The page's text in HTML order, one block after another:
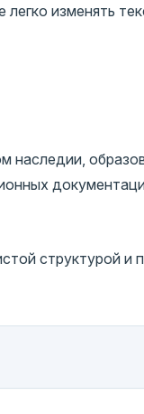
изменять
структурой и